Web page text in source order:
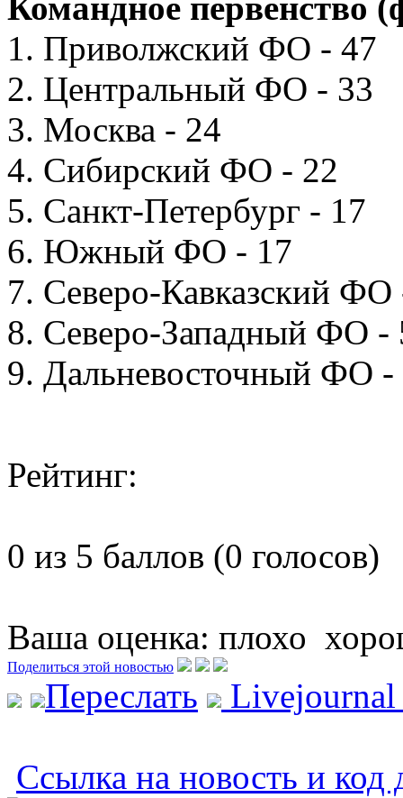
Командное первенство
1. Приволжский ФО - 47
2. Центральный ФО - 33
3. Москва - 24
4. Сибирский ФО - 22
5. Санкт-Петербург - 17
6. Южный ФО - 17
7. Северо-Кавказский ФО
8. Северо-Западный ФО -
9. Дальневосточный ФО -
Рейтинг:
0 из 5 баллов (0 голосов)
Ваша оценка: плохо
Поделиться этой новостью
Переслать
Ссылка на новость и код